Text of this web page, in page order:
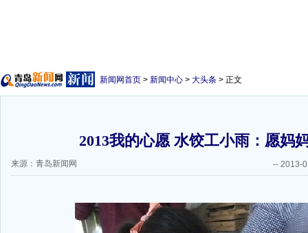
新闻网首页 > 新闻中心 > 大头条 > 正文
2013我的心愿 水饺工小雨：愿妈
来源：青岛新闻网 -- 2013-